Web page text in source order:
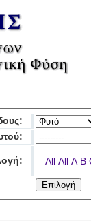
All All A B